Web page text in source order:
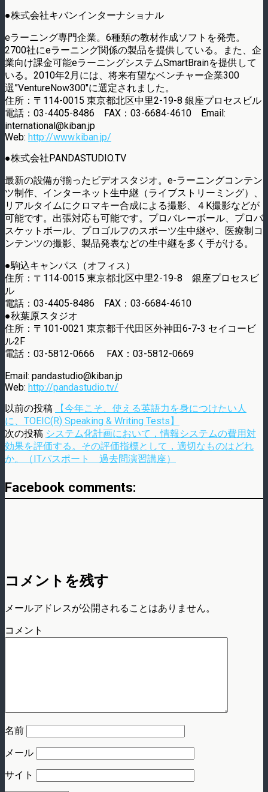
●株式会社キバンインターナショナル
eラーニング専門企業。6種類の教材作成ソフトを発売。
2700社にeラーニング関係の製品を提供している。また、企
業向け課金可能eラーニングシステムSmartBrainを提供して
いる。2010年2月には、将来有望なベンチャー企業300
選”VentureNow300″に選定されました。
住所：〒114-0015 東京都北区中里2-19-8 銀座プロセスビル
電話：03-4405-8486 FAX：03-6684-4610 Email:
international@kiban.jp
Web: http://www.kiban.jp/
●株式会社PANDASTUDIO.TV
最新の設備が揃ったビデオスタジオ。e-ラーニングコンテン
ツ制作、インターネット生中継（ライブストリーミング）、
リアルタイムにクロマキー合成による撮影、４K撮影などが
可能です。出張対応も可能です。プロバレーボール、プロバ
スケットボール、プロゴルフのスポーツ生中継や、医療制コ
ンテンツの撮影、製品発表などの生中継を多く手がける。
●駒込キャンパス（オフィス）
住所：〒114-0015 東京都北区中里2-19-8 銀座プロセスビ
ル
電話：03-4405-8486 FAX：03-6684-4610
●秋葉原スタジオ
住所：〒101-0021 東京都千代田区外神田6-7-3 セイコービ
ル2F
電話：03-5812-0666 FAX：03-5812-0669
Email: pandastudio@kiban.jp
Web: http://pandastudio.tv/
以前の投稿
【今年こそ、使える英語力を身につけたい人
に、TOEIC(R) Speaking & Writing Tests】
次の投稿 システム化計画において，情報システムの費用対
効果を評価する。その評価指標として，適切なものはどれ
か。（ITパスポート 過去問演習講座）
Facebook comments:
コメントを残す
メールアドレスが公開されることはありません。
コメント
名前
メール
サイト